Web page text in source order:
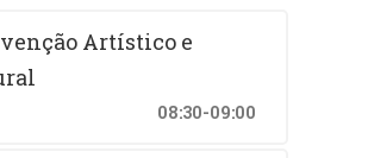
Artístico e
08:30-09:00